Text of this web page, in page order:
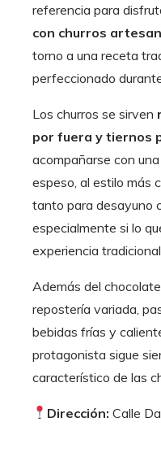
referencia para
con churros
torno a una receta
perfeccionado
Los churros se sirven
por fuera y tiernos
acompañarse con
espeso, al estilo más
tanto para desayuno
especialmente si lo
experiencia
Además del
repostería variada,
bebidas frías y
protagonista sigue
característico de las
Dirección: Calle